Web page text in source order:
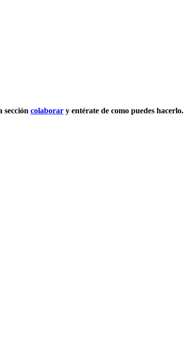
sección colaborar y entérate de como puedes hacerlo.